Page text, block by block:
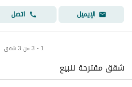
الإيميل
اتصل
1 - 3 من 3 شقق
شقق مقترحة للبيع